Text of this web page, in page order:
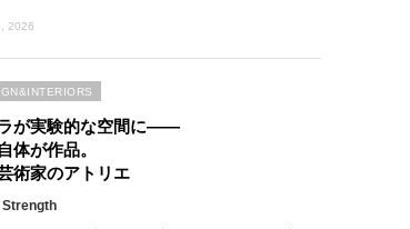
2026
が実験的な空間に――
体が作品。
術家のアトリエ